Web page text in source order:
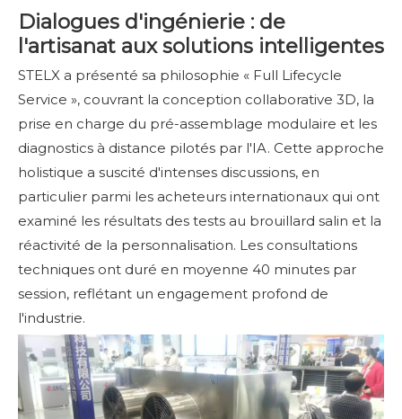
Dialogues d'ingénierie : de
l'artisanat aux solutions intelligentes
STELX a présenté sa philosophie « Full Lifecycle
Service », couvrant la conception collaborative 3D, la
prise en charge du pré-assemblage modulaire et les
diagnostics à distance pilotés par l'IA. Cette approche
holistique a suscité d'intenses discussions, en
particulier parmi les acheteurs internationaux qui ont
examiné les résultats des tests au brouillard salin et la
réactivité de la personnalisation. Les consultations
techniques ont duré en moyenne 40 minutes par
session, reflétant un engagement profond de
l'industrie.